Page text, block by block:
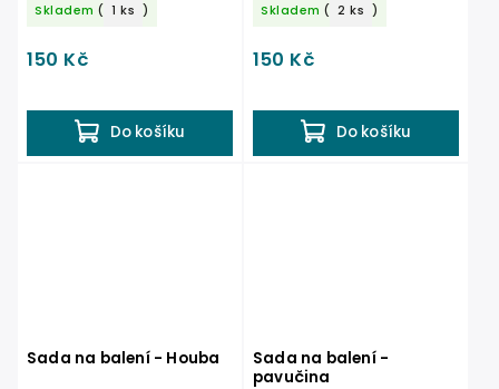
Skladem ( 1 ks )
150 Kč
Do košíku
Skladem ( 2 ks )
150 Kč
Do košíku
Sada na balení - Houba
Sada na balení -
pavučina